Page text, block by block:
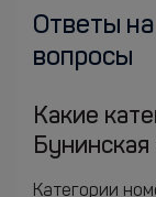
Ответы
вопросы
Какие
Бунинская
Категории